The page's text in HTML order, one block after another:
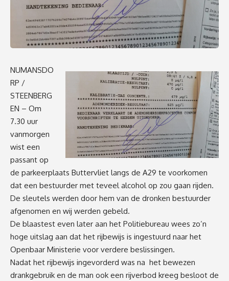
NUMANSDO
RP /
STEENBERG
EN – Om
7.30 uur
vanmorgen
wist een
passant op
de parkeerplaats Buttervliet langs de A29 te voorkomen
dat een bestuurder met teveel alcohol op zou gaan rijden.
De sleutels werden door hem van de dronken bestuurder
afgenomen en wij werden gebeld.
De blaastest even later aan het Politiebureau wees zo’n
hoge uitslag aan dat het rijbewijs is ingestuurd naar het
Openbaar Ministerie voor verdere beslissingen.
Nadat het rijbewijs ingevorderd was na het bewezen
drankgebruik en de man ook een rijverbod kreeg besloot de